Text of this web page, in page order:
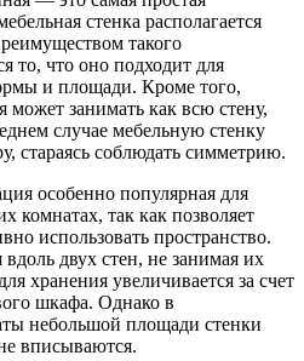
стенка располагается
такого
то, что оно подходит для
и площади. Кроме того,
может занимать как всю стену,
случае мебельную стенку
стараясь соблюдать симметрию.
особенно популярная для
комнатах, так как позволяет
использовать пространство.
вдоль двух стен, не занимая их
хранения увеличивается за счет
шкафа. Однако в
небольшой площади стенки
вписываются.